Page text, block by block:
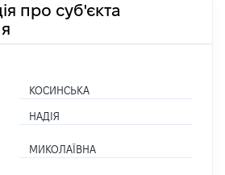
про суб'єкта
КОСИНСЬКА
НАДІЯ
МИКОЛАЇВНА